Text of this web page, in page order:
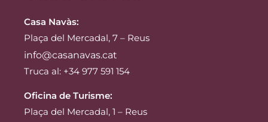
Casa Navàs:
Plaça del Mercadal, 7 – Reus
info@casanavas.cat
Truca al: +34 977 591 154
Oficina de Turisme:
Plaça del Mercadal, 1 – Reus